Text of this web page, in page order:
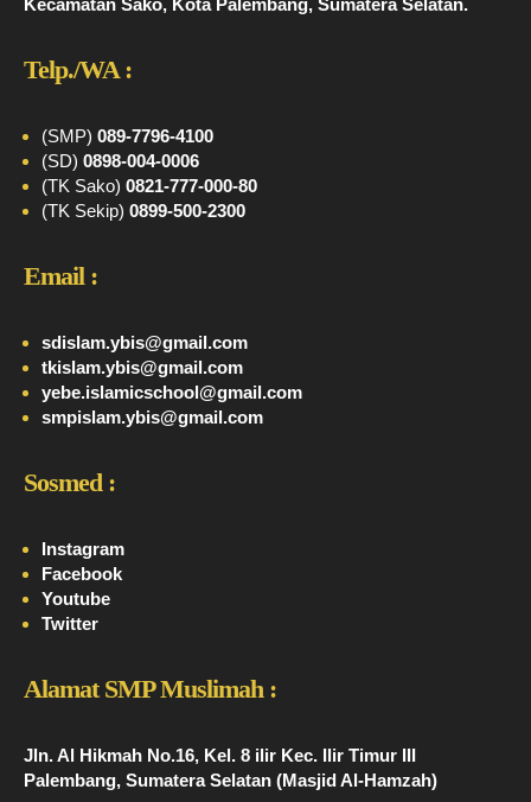
Kecamatan Sako, Kota Palembang, Sumatera Selatan.
Telp./WA :
(SMP) 089-7796-4100
(SD) 0898-004-0006
(TK Sako) 0821-777-000-80
(TK Sekip) 0899-500-2300
Email :
sdislam.ybis@gmail.com
tkislam.ybis@gmail.com
yebe.islamicschool@gmail.com
smpislam.ybis@gmail.com
Sosmed :
Instagram
Facebook
Youtube
Twitter
Alamat SMP Muslimah :
Jln. Al Hikmah No.16, Kel. 8 ilir Kec. Ilir Timur III
Palembang, Sumatera Selatan (Masjid Al-Hamzah)